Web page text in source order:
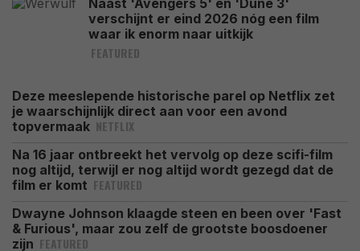
Naast 'Avengers 5' en 'Dune 3'
verschijnt er eind 2026 nóg een film
waar ik enorm naar uitkijk
FEATURED
Deze meeslepende historische parel op Netflix zet
je waarschijnlijk direct aan voor een avond
topvermaak NETFLIX
Na 16 jaar ontbreekt het vervolg op deze scifi-film
nog altijd, terwijl er nog altijd wordt gezegd dat de
film er komt FEATURED
Dwayne Johnson klaagde steen en been over 'Fast
& Furious', maar zou zelf de grootste boosdoener
zijn FEATURED